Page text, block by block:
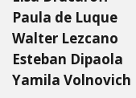
Paula de Luque
Walter Lezcano
Esteban Dipaola
Yamila Volnovich